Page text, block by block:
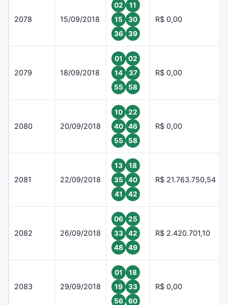
2078 15/09/2018
02
11
15
30
36
39
R$ 0,00
2079 18/09/2018
01
02
14
37
55
58
R$ 0,00
2080 20/09/2018
10
22
40
46
55
58
R$ 0,00
2081 22/09/2018
13
18
35
40
41
42
R$ 21.763.750,54
2082 26/09/2018
06
25
33
42
48
49
R$ 2.420.701,10
2083 29/09/2018
01
18
19
33
56
60
R$ 0,00